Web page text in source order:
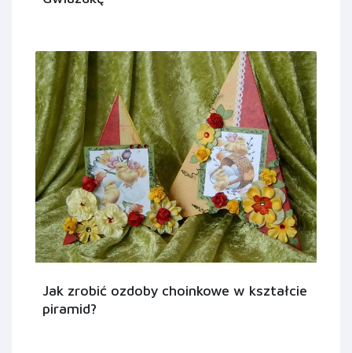
Jak zrobić ozdoby choinkowe w kształcie
piramid?